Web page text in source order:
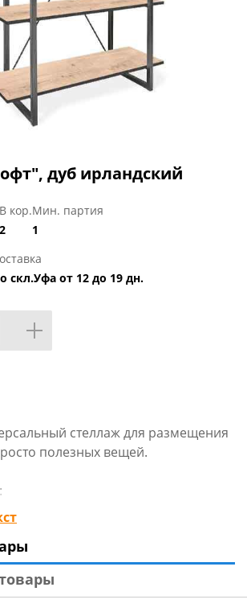
дуб ирландский
В кор.
2
Мин. партия
1
скл.Уфа от 12 до 19 дн.
стеллаж для размещения
полезных вещей.
опоры, компактный,
конструкция
дачи, балкона, кладовой,